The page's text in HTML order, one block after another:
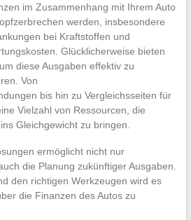
im Zusammenhang mit Ihrem Auto
werden, insbesondere
bei Kraftstoffen und
Glücklicherweise bieten
diese Ausgaben effektiv zu
Von
bis hin zu Vergleichsseiten für
Vielzahl von Ressourcen, die
Gleichgewicht zu bringen.
ermöglicht nicht nur
die Planung zukünftiger Ausgaben.
den richtigen Werkzeugen wird es
die Finanzen des Autos zu